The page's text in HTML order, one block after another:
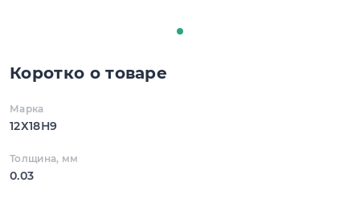
Коротко о товаре
Марка
12Х18Н9
Толщина, мм
0.03